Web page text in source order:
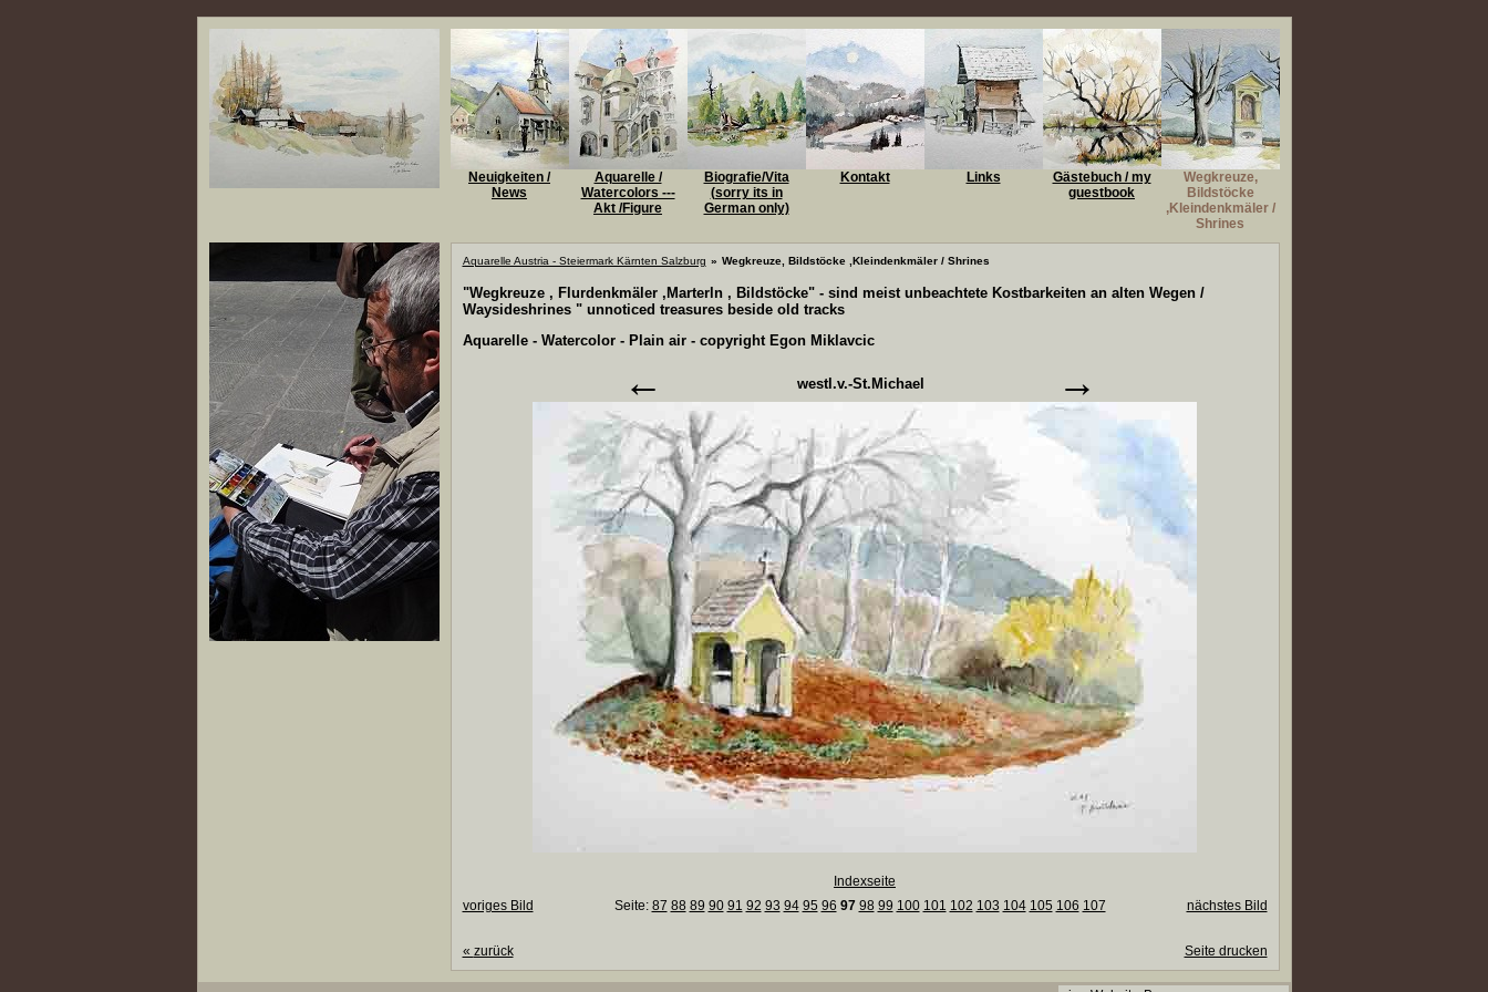
Neuigkeiten /
News
Aquarelle /
Watercolors ---
Akt /Figure
Biografie/Vita
(sorry its in
German only)
Kontakt Links
Gästebuch / my
guestbook
Wegkreuze,
Bildstöcke
,Kleindenkmäler /
Shrines
Aquarelle Austria - Steiermark Kärnten Salzburg » Wegkreuze, Bildstöcke ,Kleindenkmäler / Shrines
"Wegkreuze , Flurdenkmäler ,Marterln , Bildstöcke" - sind meist unbeachtete Kostbarkeiten an alten Wegen /
Waysideshrines " unnoticed treasures beside old tracks
Aquarelle - Watercolor - Plain air - copyright Egon Miklavcic
← westl.v.-St.Michael →
Indexseite
voriges Bild
nächstes Bild
Seite: 87 88 89 90 91 92 93 94 95 96 97 98 99 100 101 102 103 104 105 106 107
« zurück Seite drucken